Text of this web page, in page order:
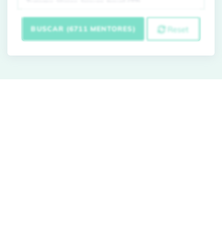
BUSCAR (6711 MENTORES) Reset